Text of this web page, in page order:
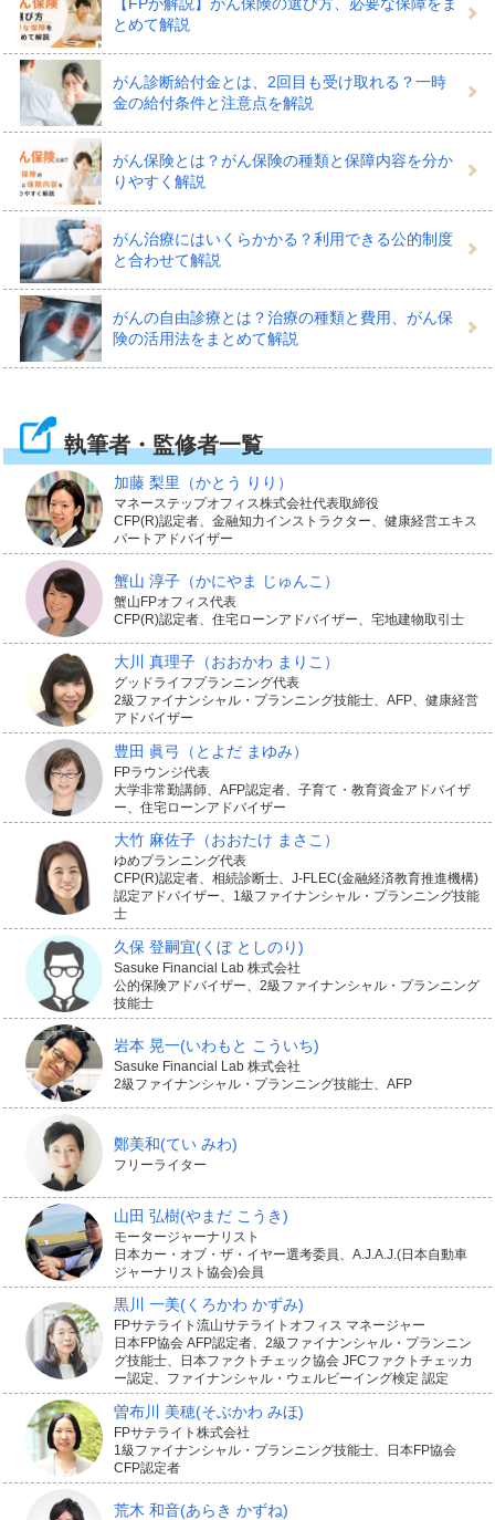
とめて解説
がん診断給付金とは、2回目も受け取れる？一時
金の給付条件と注意点を解説
がん保険とは？がん保険の種類と保障内容を分か
りやすく解説
がん治療にはいくらかかる？利用できる公的制度
と合わせて解説
がんの自由診療とは？治療の種類と費用、がん保
険の活用法をまとめて解説
執筆者・監修者一覧
加藤 梨里 （かとう りり）
マネーステップオフィス株式会社代表取締役
CFP(R)認定者、金融知力インストラクター、健康経営エキス
パートアドバイザー
蟹山 淳子 （かにやま じゅんこ）
蟹山FPオフィス代表
CFP(R)認定者、住宅ローンアドバイザー、宅地建物取引士
大川 真理子 （おおかわ まりこ）
グッドライフプランニング代表
2級ファイナンシャル・プランニング技能士、AFP、健康経営
アドバイザー
豊田 眞弓 （とよだ まゆみ）
FPラウンジ代表
大学非常勤講師、AFP認定者、子育て・教育資金アドバイザ
ー、住宅ローンアドバイザー
大竹 麻佐子 （おおたけ まさこ）
ゆめプランニング代表
CFP(R)認定者、相続診断士、J-FLEC(金融経済教育推進機構)
認定アドバイザー、1級ファイナンシャル・プランニング技能
士
久保 登嗣宜(くぼ としのり)
Sasuke Financial Lab 株式会社
公的保険アドバイザー、2級ファイナンシャル・プランニング
技能士
岩本 晃一(いわもと こういち)
Sasuke Financial Lab 株式会社
2級ファイナンシャル・プランニング技能士、AFP
鄭美和(てい みわ)
フリーライター
山田 弘樹(やまだ こうき)
モータージャーナリスト
日本カー・オブ・ザ・イヤー選考委員、A.J.A.J.(日本自動車
ジャーナリスト協会)会員
黒川 一美(くろかわ かずみ)
FPサテライト流山サテライトオフィス マネージャー
日本FP協会 AFP認定者、2級ファイナンシャル・プランニン
グ技能士、日本ファクトチェック協会 JFCファクトチェッカ
ー認定、ファイナンシャル・ウェルビーイング検定 認定
曽布川 美穂(そぶかわ みほ)
FPサテライト株式会社
1級ファイナンシャル・プランニング技能士、日本FP協会
CFP認定者
荒木 和音(あらき かずね)